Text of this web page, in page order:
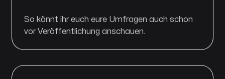
So könnt ihr euch eure Umfragen auch schon
vor Veröffentlichung anschauen.